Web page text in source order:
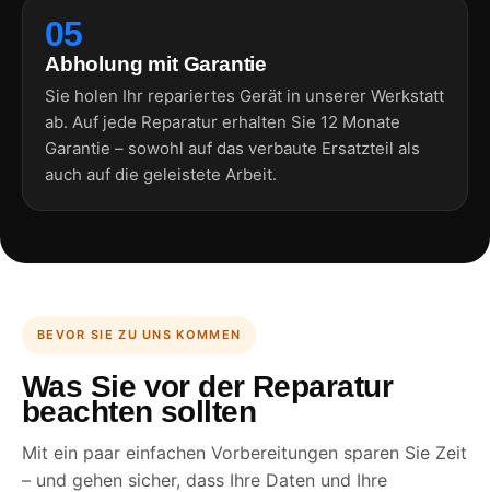
05
Abholung mit Garantie
Sie holen Ihr repariertes Gerät in unserer Werkstatt
ab. Auf jede Reparatur erhalten Sie 12 Monate
Garantie – sowohl auf das verbaute Ersatzteil als
auch auf die geleistete Arbeit.
BEVOR SIE ZU UNS KOMMEN
Was Sie vor der Reparatur
beachten sollten
Mit ein paar einfachen Vorbereitungen sparen Sie Zeit
– und gehen sicher, dass Ihre Daten und Ihre